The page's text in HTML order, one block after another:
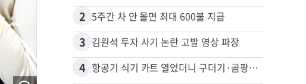
2 5주간 차 안 몰면 최대 600불 지급
3 김원석 투자 사기 논란 고발 영상 파장
4 항공기 식기 카트 열었더니 구더기·곰팡이…LAX 기내식 업체 논란